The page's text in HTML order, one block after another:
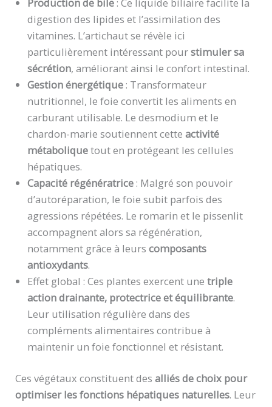
Production de bile: Ce liquide biliaire facilite la
digestion des lipides et l’assimilation des
vitamines. L’artichaut se révèle ici
particulièrement intéressant pourstimuler sa
sécrétion, améliorant ainsi le confort intestinal.
Gestion énergétique: Transformateur
nutritionnel, le foie convertit les aliments en
carburant utilisable. Le desmodium et le
chardon-marie soutiennent cetteactivité
métaboliquetout en protégeant les cellules
hépatiques.
Capacité régénératrice: Malgré son pouvoir
d’autoréparation, le foie subit parfois des
agressions répétées. Le romarin et le pissenlit
accompagnent alors sa régénération,
notamment grâce à leurscomposants
antioxydants.
Effet global : Ces plantes exercent unetriple
action drainante, protectrice et équilibrante.
Leur utilisation régulière dans des
compléments alimentaires contribue à
maintenir un foie fonctionnel et résistant.
Ces végétaux constituent desalliés de choix pour
optimiser les fonctions hépatiques naturelles. Leur